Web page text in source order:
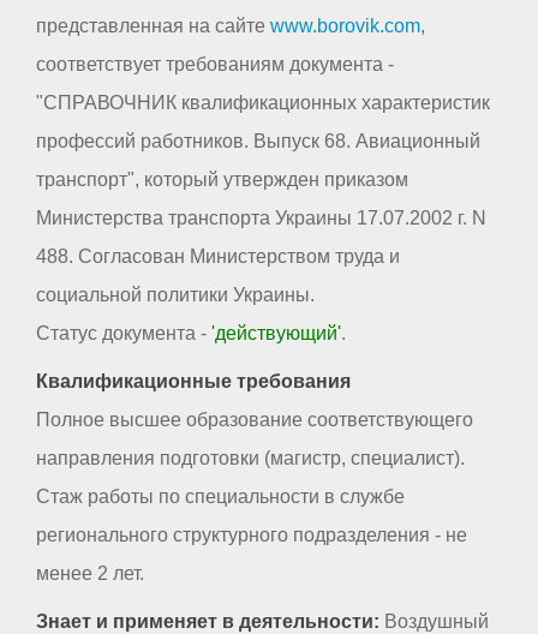
представленная на сайте www.borovik.com,
соответствует требованиям документа -
"СПРАВОЧНИК квалификационных характеристик
профессий работников. Выпуск 68. Авиационный
транспорт", который утвержден приказом
Министерства транспорта Украины 17.07.2002 г. N
488. Согласован Министерством труда и
социальной политики Украины.
Статус документа - 'действующий'.
Квалификационные требования
Полное высшее образование соответствующего
направления подготовки (магистр, специалист).
Стаж работы по специальности в службе
регионального структурного подразделения - не
менее 2 лет.
Знает и применяет в деятельности: Воздушный